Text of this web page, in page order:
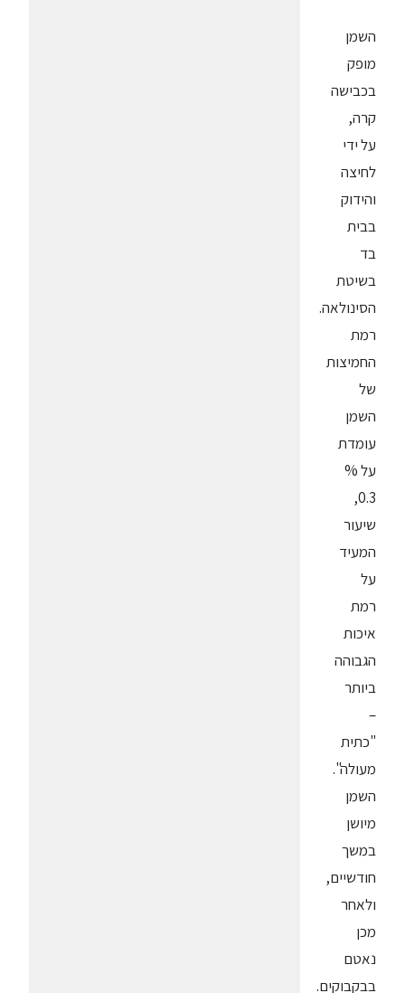
השמן
מופק
בכבישה
קרה,
על ידי
לחיצה
והידוק
בבית
בד
בשיטת
הסינולאה.
רמת
החמיצות
של
השמן
עומדת
על %
0.3,
שיעור
המעיד
על
רמת
איכות
הגבוהה
ביותר
–
"כתית
מעולה".
השמן
מיושן
במשך
חודשיים,
ולאחר
מכן
נאטם
בבקבוקים.